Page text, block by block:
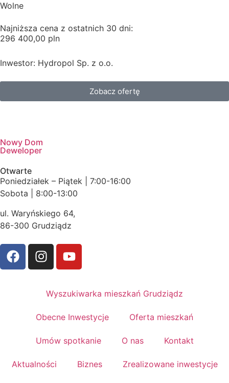
Wolne
Najniższa cena z ostatnich 30 dni:
296 400,00 pln
Inwestor: Hydropol Sp. z o.o.
Zobacz ofertę
Nowy Dom
Deweloper
Otwarte
Poniedziałek – Piątek | 7:00-16:00
Sobota | 8:00-13:00
ul. Waryńskiego 64,
86-300 Grudziądz
Wyszukiwarka mieszkań Grudziądz
Obecne Inwestycje Oferta mieszkań
Umów spotkanie O nas Kontakt
Aktualności Biznes Zrealizowane inwestycje